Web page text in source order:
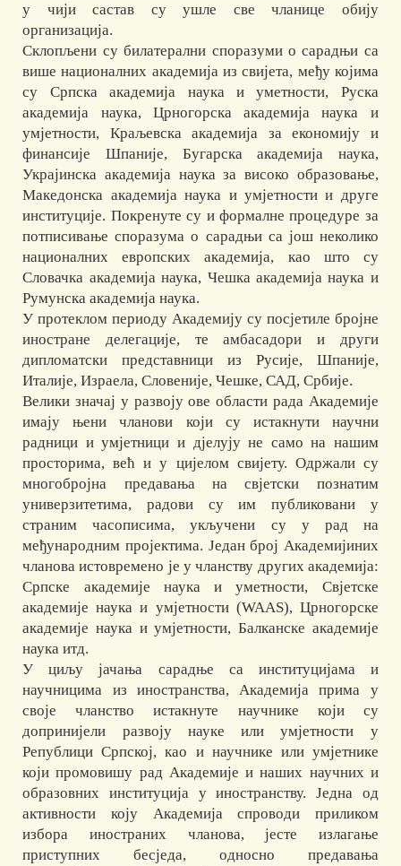
у чији састав су ушле све чланице обију
организација.
Склопљени су билатерални споразуми о сарадњи са
више националних академија из свијета, међу којима
су Српска академија наука и уметности, Руска
академија наука, Црногорска академија наука и
умјетности, Краљевска академија за економију и
финансије Шпаније, Бугарска академија наука,
Украјинска академија наука за високо образовање,
Македонска академија наука и умјетности и друге
институције. Покренуте су и формалне процедуре за
потписивање споразума о сарадњи са још неколико
националних европских академија, као што су
Словачка академија наука, Чешка академија наука и
Румунска академија наука.
У протеклом периоду Академију су посјетиле бројне
иностране делегације, те амбасадори и други
дипломатски представници из Русије, Шпаније,
Италије, Израела, Словеније, Чешке, САД, Србије.
Велики значај у развоју ове области рада Академије
имају њени чланови који су истакнути научни
радници и умјетници и дјелују не само на нашим
просторима, већ и у цијелом свијету. Одржали су
многобројна предавања на свјетски познатим
универзитетима, радови су им публиковани у
страним часописима, укључени су у рад на
међународним пројектима. Један број Академијиних
чланова истовремено је у чланству других академија:
Српске академије наука и уметности, Свјетске
академије наука и умјетности (WAAS), Црногорске
академије наука и умјетности, Балканске академије
наука итд.
У циљу јачања сарадње са институцијама и
научницима из иностранства, Академија прима у
своје чланство истакнуте научнике који су
допринијели развоју науке или умјетности у
Републици Српској, као и научнике или умјетнике
који промовишу рад Академије и наших научних и
образовних институција у иностранству. Једна од
активности коју Академија спроводи приликом
избора иностраних чланова, јесте излагање
приступних бесједа, односно предавања